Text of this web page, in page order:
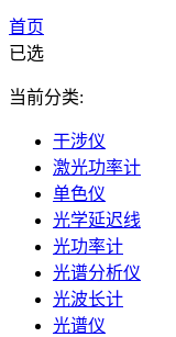
首页
已选
当前分类:
干涉仪
激光功率计
单色仪
光学延迟线
光功率计
光谱分析仪
光波长计
光谱仪